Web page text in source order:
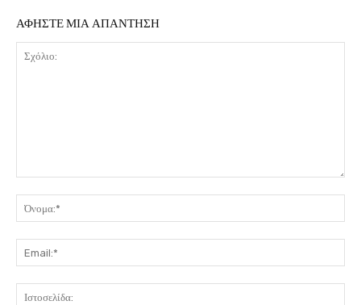
ΑΦΗΣΤΕ ΜΙΑ ΑΠΑΝΤΗΣΗ